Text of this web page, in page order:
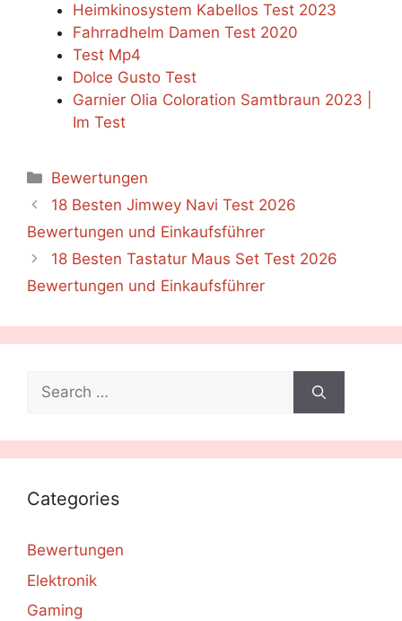
Heimkinosystem Kabellos Test 2023
Fahrradhelm Damen Test 2020
Test Mp4
Dolce Gusto Test
Garnier Olia Coloration Samtbraun 2023 |
Im Test
Categories
Bewertungen
18 Besten Jimwey Navi Test 2026
Bewertungen und Einkaufsführer
18 Besten Tastatur Maus Set Test 2026
Bewertungen und Einkaufsführer
Search
for:
Categories
Bewertungen
Elektronik
Gaming